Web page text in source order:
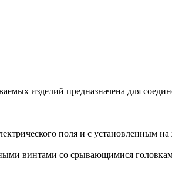
изделий предназначена для
поля и с установленным
винтами со срывающимися